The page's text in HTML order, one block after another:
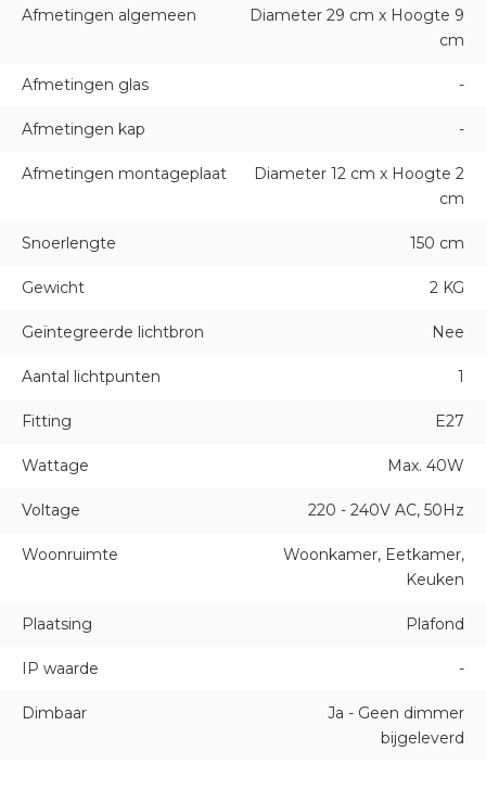
Afmetingen algemeen
Diameter 29 cm x Hoogte 9
cm
Afmetingen glas -
Afmetingen kap -
Afmetingen montageplaat
Diameter 12 cm x Hoogte 2
cm
Snoerlengte 150 cm
Gewicht 2 KG
Geïntegreerde lichtbron Nee
Aantal lichtpunten 1
Fitting E27
Wattage Max. 40W
Voltage 220 - 240V AC, 50Hz
Woonruimte
Woonkamer, Eetkamer,
Keuken
Plaatsing Plafond
IP waarde -
Dimbaar
Ja - Geen dimmer
bijgeleverd